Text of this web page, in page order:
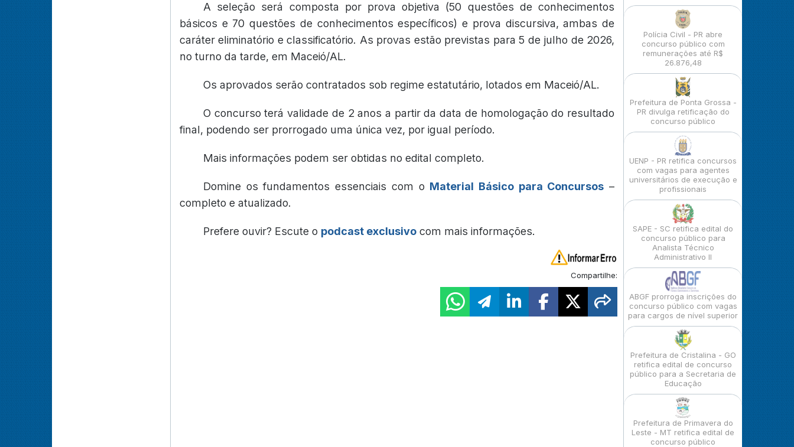
A seleção será composta por prova objetiva (50 questões de conhecimentos
básicos e 70 questões de conhecimentos específicos) e prova discursiva, ambas de
caráter eliminatório e classificatório. As provas estão previstas para 5 de julho de 2026,
no turno da tarde, em Maceió/AL.
Os aprovados serão contratados sob regime estatutário, lotados em Maceió/AL.
O concurso terá validade de 2 anos a partir da data de homologação do resultado
final, podendo ser prorrogado uma única vez, por igual período.
Mais informações podem ser obtidas no edital completo.
Domine os fundamentos essenciais com o Material Básico para Concursos –
completo e atualizado.
Prefere ouvir? Escute o podcast exclusivo com mais informações.
Compartilhe:
Polícia Civil - PR abre
concurso público com
remunerações até R$
26.876,48
Prefeitura de Ponta Grossa -
PR divulga retificação do
concurso público
UENP - PR retifica concursos
com vagas para agentes
universitários de execução e
profissionais
SAPE - SC retifica edital do
concurso público para
Analista Técnico
Administrativo II
ABGF prorroga inscrições do
concurso público com vagas
para cargos de nível superior
Prefeitura de Cristalina - GO
retifica edital de concurso
público para a Secretaria de
Educação
Prefeitura de Primavera do
Leste - MT retifica edital de
concurso público